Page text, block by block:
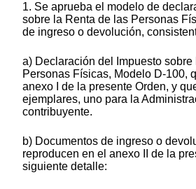
1. Se aprueba el modelo de
sobre la Renta de las Personas
de ingreso o devolución,
a) Declaración del Impuesto
Personas Físicas, Modelo D-100,
anexo I de la presente Orden, y
ejemplares, uno para la
contribuyente.
b) Documentos de ingreso o
reproducen en el anexo II de la
siguiente detalle: